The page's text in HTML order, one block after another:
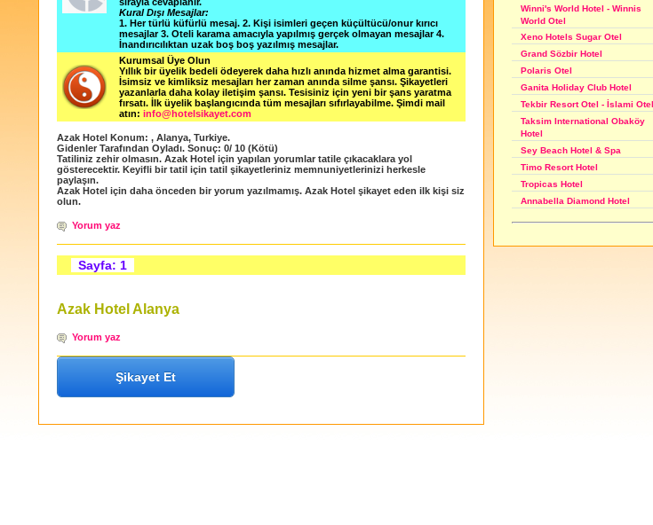
Kural Dışı Mesajlar:
1. Her türlü küfürlü mesaj. 2. Kişi isimleri geçen küçültücü/onur kırıcı
mesajlar 3. Oteli karama amacıyla yapılmış gerçek olmayan mesajlar 4.
İnandırıcılıktan uzak boş boş yazılmış mesajlar.
Kurumsal Üye Olun
Yıllık bir üyelik bedeli ödeyerek daha hızlı anında hizmet alma garantisi.
İsimsiz ve kimliksiz mesajları her zaman anında silme şansı. Şikayetleri
yazanlarla daha kolay iletişim şansı. Tesisiniz için yeni bir şans yaratma
fırsatı. İlk üyelik başlangıcında tüm mesajları sıfırlayabilme. Şimdi mail
atın: info@hotelsikayet.com
Azak Hotel Konum: , Alanya, Turkiye.
Gidenler Tarafından Oyladı. Sonuç: 0/ 10 (Kötü)
Tatiliniz zehir olmasın. Azak Hotel için yapılan yorumlar tatile çıkacaklara yol
gösterecektir. Keyifli bir tatil için tatil şikayetleriniz memnuniyetlerinizi herkesle
paylaşın.
Azak Hotel için daha önceden bir yorum yazılmamış. Azak Hotel şikayet eden ilk kişi siz
olun.
Yorum yaz
Sayfa: 1
Azak Hotel Alanya
Yorum yaz
Şikayet Et
Winni's World Hotel - Winnis
World Otel
Xeno Hotels Sugar Otel
Grand Sözbir Hotel
Polaris Otel
Ganita Holiday Club Hotel
Tekbir Resort Otel - İslami Otel
Taksim International Obaköy
Hotel
Sey Beach Hotel & Spa
Timo Resort Hotel
Tropicas Hotel
Annabella Diamond Hotel